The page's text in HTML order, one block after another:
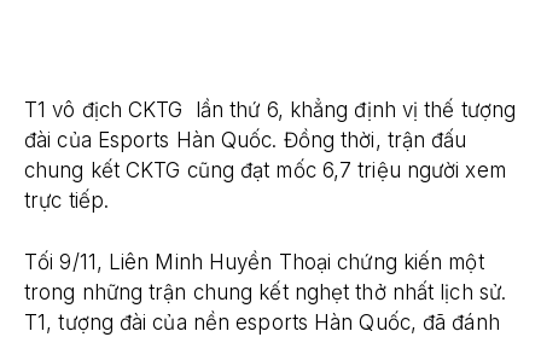
T1 vô địch CKTG lần thứ 6, khẳng định vị thế tượng
đài của Esports Hàn Quốc. Đồng thời, trận đấu
chung kết CKTG cũng đạt mốc 6,7 triệu người xem
trực tiếp.
Tối 9/11, Liên Minh Huyền Thoại chứng kiến một
trong những trận chung kết nghẹt thở nhất lịch sử.
T1, tượng đài của nền esports Hàn Quốc, đã đánh